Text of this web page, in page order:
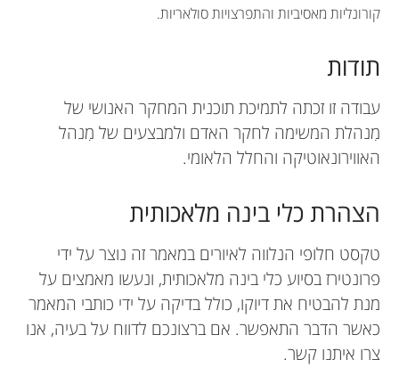
קורונליות מאסיביות והתפרצויות סולאריות.
תודות
עבודה זו זכתה לתמיכת תוכנית המחקר האנושי של
מִנהלת המשימה לחקר האדם ולמבצעים של מִנהל
האווירונאוטיקה והחלל הלאומי.
הצהרת כלי בינה מלאכותית
טקסט חלופי הנלווה לאיורים במאמר זה נוצר על ידי
פרונטירז בסיוע כלי בינה מלאכותית, ונעשו מאמצים על
מנת להבטיח את דיוקו, כולל בדיקה על ידי כותבי המאמר
כאשר הדבר התאפשר. אם ברצונכם לדווח על בעיה, אנו
צרו איתנו קשר.